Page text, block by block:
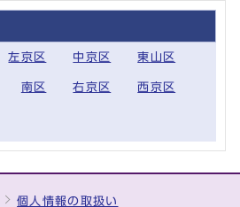
左京区 中京区 東山区
南区 右京区 西京区
個人情報の取扱い